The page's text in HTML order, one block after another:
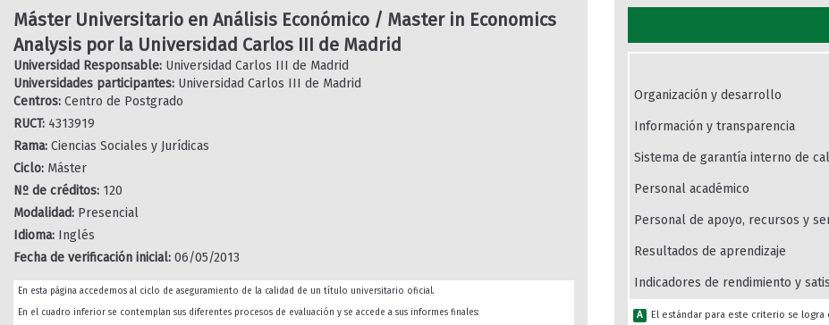
Máster Universitario en Análisis Económico / Master in Economics
Analysis por la Universidad Carlos III de Madrid
Universidad Responsable: Universidad Carlos III de Madrid
Universidades participantes: Universidad Carlos III de Madrid
Centros: Centro de Postgrado
RUCT: 4313919
Rama: Ciencias Sociales y Jurídicas
Ciclo: Máster
Nº de créditos: 120
Modalidad: Presencial
Idioma: Inglés
Fecha de verificación inicial: 06/05/2013
En esta página accedemos al ciclo de aseguramiento de la calidad de un título universitario oficial.
En el cuadro inferior se contemplan sus diferentes procesos de evaluación y se accede a sus informes finales:
Organización y desarrollo
Información y transparencia
Sistema de garantía interno de
Personal académico
Personal de apoyo, recursos y
Resultados de aprendizaje
Indicadores de rendimiento y
A
El estándar para este criterio se